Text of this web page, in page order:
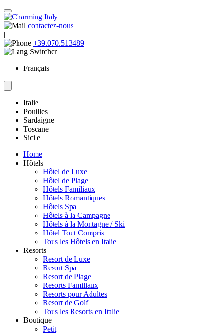
contactez-nous
|
+39.070.513489
Français
Italie
Pouilles
Sardaigne
Toscane
Sicile
Home
Hôtels
Hôtel de Luxe
Hôtel de Plage
Hôtels Familiaux
Hôtels Romantiques
Hôtels Spa
Hôtels à la Campagne
Hôtels à la Montagne / Ski
Hôtel Tout Compris
Tous les Hôtels en Italie
Resorts
Resort de Luxe
Resort Spa
Resort de Plage
Resorts Familiaux
Resorts pour Adultes
Resort de Golf
Tous les Resorts en Italie
Boutique
Petit